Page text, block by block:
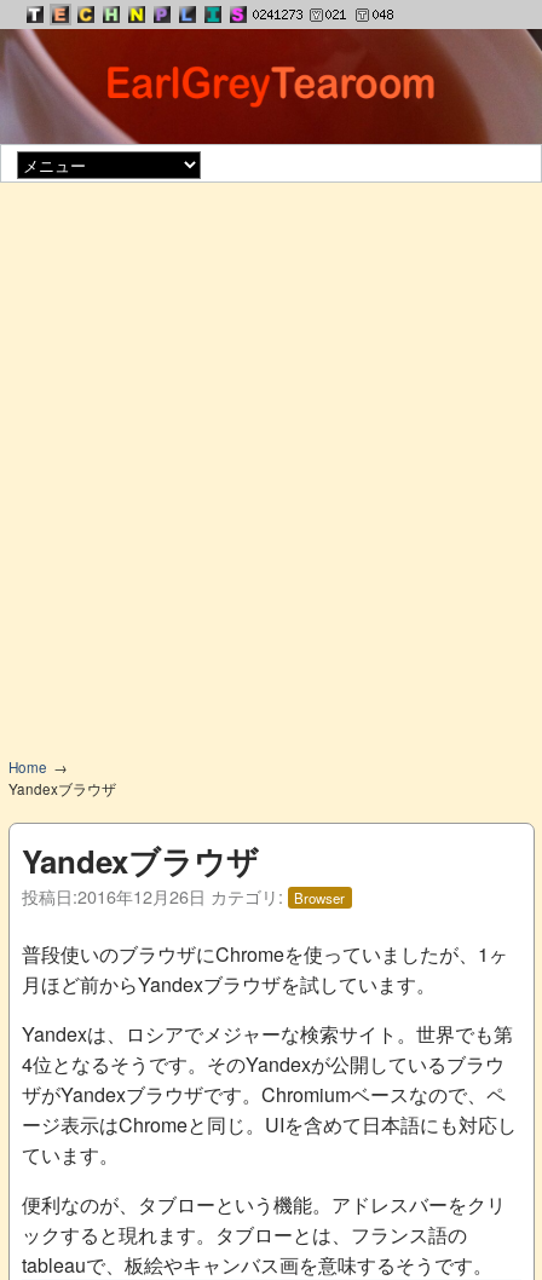
Home
Yandexブラウザ
Yandexブラウザ
投稿日:2016年12月26日 カテゴリ: Browser
普段使いのブラウザにChromeを使っていましたが、1ヶ
月ほど前からYandexブラウザを試しています。
Yandexは、ロシアでメジャーな検索サイト。世界でも第
4位となるそうです。そのYandexが公開しているブラウ
ザがYandexブラウザです。Chromiumベースなので、ペ
ージ表示はChromeと同じ。UIを含めて日本語にも対応し
ています。
便利なのが、タブローという機能。アドレスバーをクリ
ックすると現れます。タブローとは、フランス語の
tableauで、板絵やキャンバス画を意味するそうです。